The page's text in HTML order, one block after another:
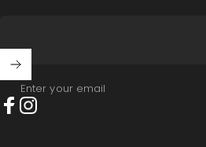
Enter your email